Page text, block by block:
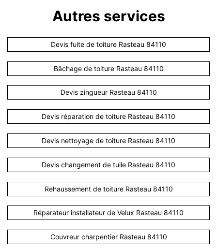
Autres services
Devis fuite de toiture Rasteau 84110
Bâchage de toiture Rasteau 84110
Devis zingueur Rasteau 84110
Devis réparation de toiture Rasteau 84110
Devis nettoyage de toiture Rasteau 84110
Devis changement de tuile Rasteau 84110
Rehaussement de toiture Rasteau 84110
Réparateur installateur de Velux Rasteau 84110
Couvreur charpentier Rasteau 84110